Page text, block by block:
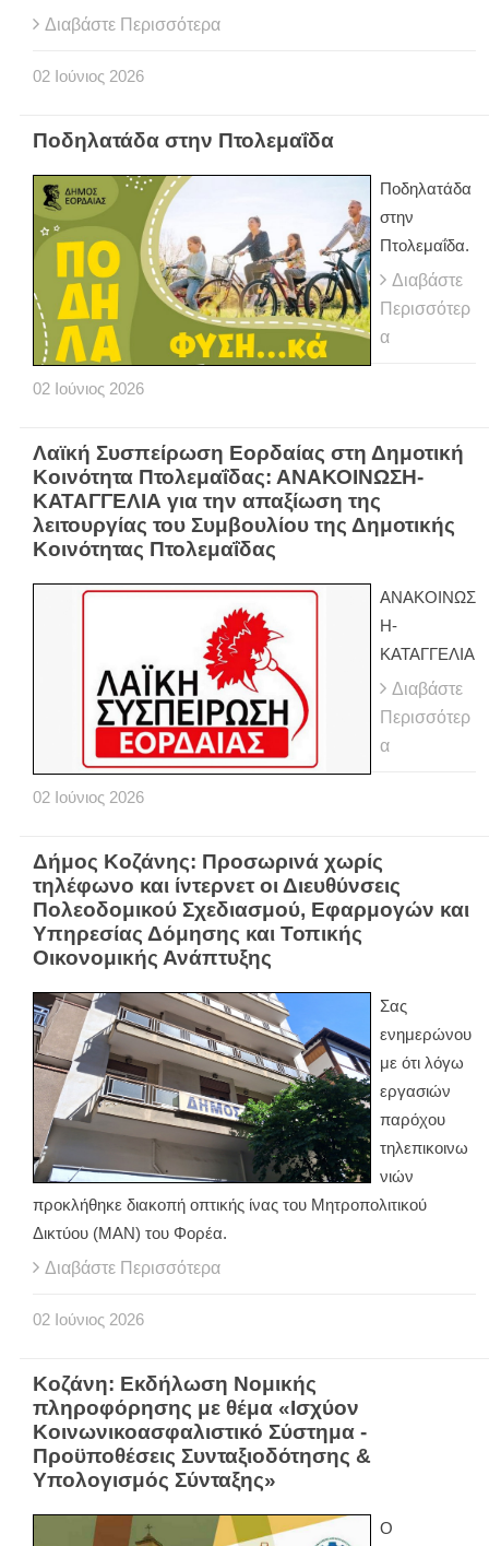
Διαβάστε Περισσότερα
02 Ιούνιος 2026
Ποδηλατάδα στην Πτολεμαΐδα
Ποδηλατάδα
στην
Πτολεμαΐδα.
Διαβάστε
Περισσότερ
α
02 Ιούνιος 2026
Λαϊκή Συσπείρωση Εορδαίας στη Δημοτική
Κοινότητα Πτολεμαΐδας: ΑΝΑΚΟΙΝΩΣΗ-
ΚΑΤΑΓΓΕΛΙΑ για την απαξίωση της
λειτουργίας του Συμβουλίου της Δημοτικής
Κοινότητας Πτολεμαΐδας
ΑΝΑΚΟΙΝΩΣ
Η-
ΚΑΤΑΓΓΕΛΙΑ
Διαβάστε
Περισσότερ
α
02 Ιούνιος 2026
Δήμος Κοζάνης: Προσωρινά χωρίς
τηλέφωνο και ίντερνετ οι Διευθύνσεις
Πολεοδομικού Σχεδιασμού, Εφαρμογών και
Υπηρεσίας Δόμησης και Τοπικής
Οικονομικής Ανάπτυξης
Σας
ενημερώνου
με ότι λόγω
εργασιών
παρόχου
τηλεπικοινω
νιών
προκλήθηκε διακοπή οπτικής ίνας του Μητροπολιτικού
Δικτύου (ΜΑΝ) του Φορέα.
Διαβάστε Περισσότερα
02 Ιούνιος 2026
Κοζάνη: Εκδήλωση Nομικής
πληροφόρησης με θέμα «Ισχύον
Κοινωνικοασφαλιστικό Σύστημα -
Προϋποθέσεις Συνταξιοδότησης &
Υπολογισμός Σύνταξης»
Ο